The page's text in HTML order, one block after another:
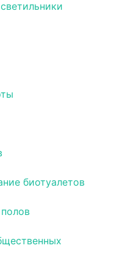
биотуалетов